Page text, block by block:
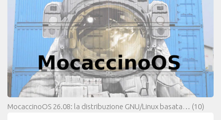
MocaccinoOS 26.08: la distribuzione GNU/Linux basata… (10)